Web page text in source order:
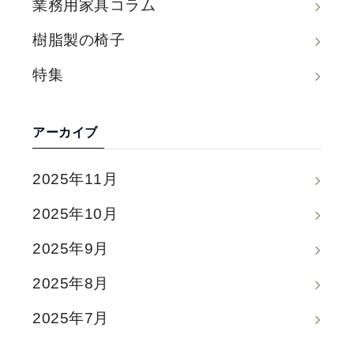
業務用家具コラム
樹脂製の椅子
特集
アーカイブ
2025年11月
2025年10月
2025年9月
2025年8月
2025年7月